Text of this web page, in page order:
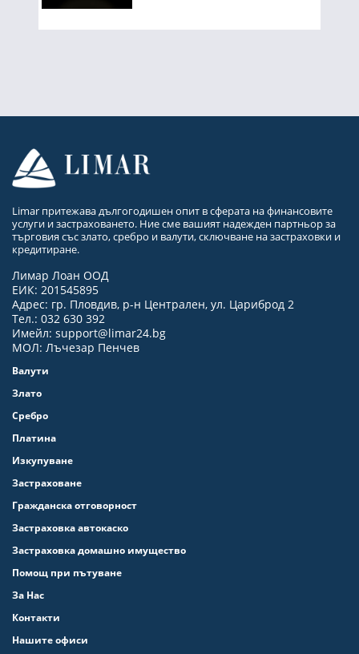
Limar притежава дългогодишен опит в сферата на финансовите
услуги и застраховането. Ние сме вашият надежден партньор за
търговия със злато, сребро и валути, сключване на застраховки и
кредитиране.
Лимар Лоан ООД
ЕИК: 201545895
Адрес: гр. Пловдив, р-н Централен, ул. Цариброд 2
Тел.: 032 630 392
Имейл: support@limar24.bg
МОЛ: Лъчезар Пенчев
Валути
Злато
Сребро
Платина
Изкупуване
Застраховане
Гражданска отговорност
Застраховка автокаско
Застраховка домашно имущество
Помощ при пътуване
За Нас
Контакти
Нашите офиси